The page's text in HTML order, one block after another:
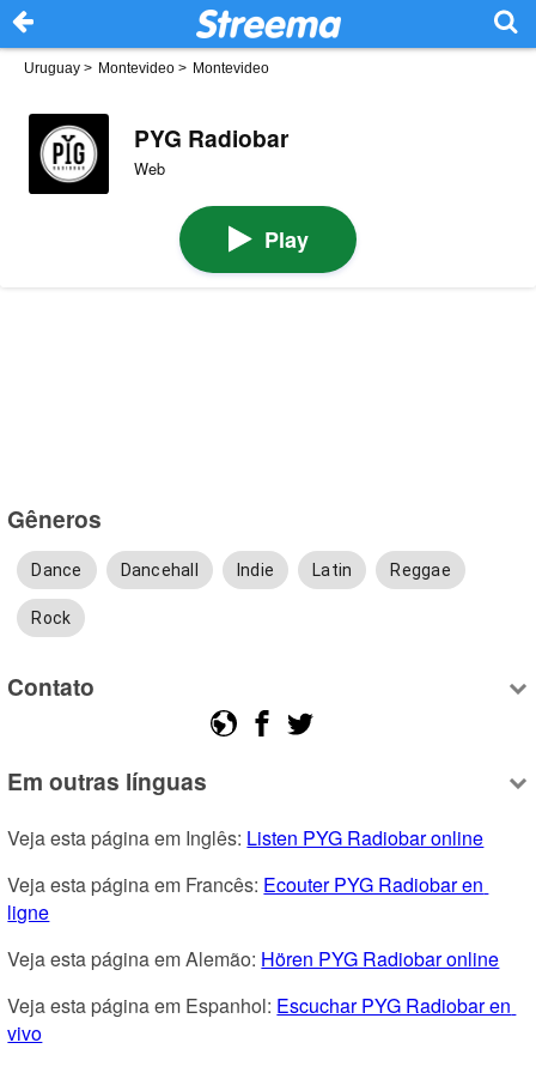
Uruguay > Montevideo > Montevideo
PYG Radiobar
Web
Play
Gêneros
Dance Dancehall Indie Latin Reggae
Rock
Contato
Em outras línguas
Veja esta página em Inglês: Listen PYG Radiobar online
Veja esta página em Francês: Ecouter PYG Radiobar en
ligne
Veja esta página em Alemão: Hören PYG Radiobar online
Veja esta página em Espanhol: Escuchar PYG Radiobar en
vivo